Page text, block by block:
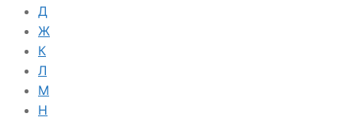
Д
Ж
К
Л
М
Н